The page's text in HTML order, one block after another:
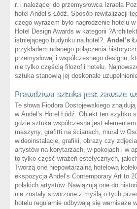
r. i należącej do przemysłowca Izraela
hotel Andel’s Łódź. Sposób rewitalizacji
czego wyrazem było nagrodzenie hotelu
Hotel Design Awards w kategorii
istniejącego budynku na hotel?. Andel’s
przykładem udanego połączenia
przemysłowej i współczesnego designu,
nie tylko częścią filozofii hotelu.
sztuka stanowią jej doskonałe
Prawdziwa sztuka jest zawsze
Te słowa Fiodora Dostojewskiego
w Andel’s Hotel Łódź. Obiekt ten szybko
gdzie sztuka współczesna jest
maszyny, grafitti na ścianach, mural w
wideoinstalacje, grafiki, obrazy czy
artystów na korytarzach, w pokojach i w
to tylko część wrażeń estetycznych,
Tworzą one niepowtarzalną hotelową
ekspozycja Andel’s Contemporary Art to
polskich artystów. Nawiązują one do
nie zostały stworzone z myślą o tych
hotelu regularnie odbywają się wernisaże